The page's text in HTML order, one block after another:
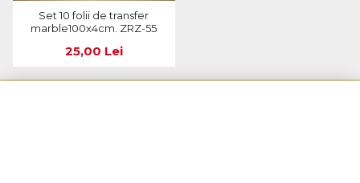
Set 10 folii de transfer
marble100x4cm. ZRZ-55
25,00 Lei